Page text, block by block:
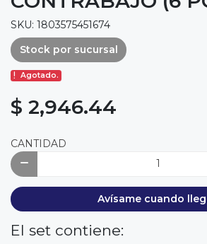
SKU: 1803575451674
Stock por sucursal
Agotado.
$ 2,946.44
CANTIDAD
Avísame cuando
El set contiene: